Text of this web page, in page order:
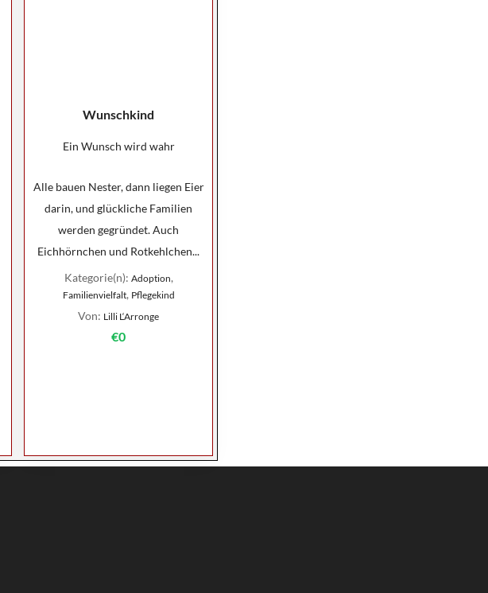
Wunschkind
Ein Wunsch wird wahr
Alle bauen Nester, dann liegen Eier
darin, und glückliche Familien
werden gegründet. Auch
Eichhörnchen und Rotkehlchen...
Kategorie(n): Adoption,
Familienvielfalt, Pflegekind
Von: Lilli L‘Arronge
€0